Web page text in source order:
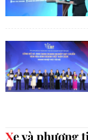
Xe và phương